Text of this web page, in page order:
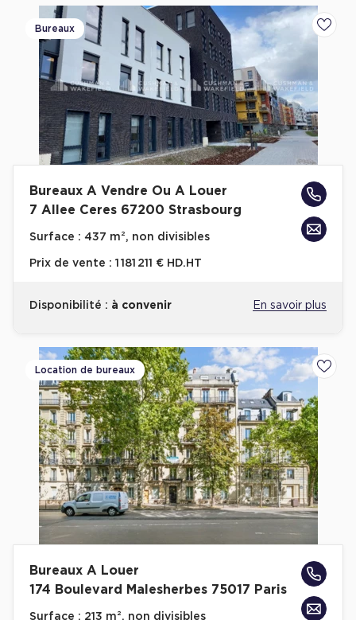
Bureaux
Bureaux A Vendre Ou A Louer
7 Allee Ceres 67200 Strasbourg
Surface : 437 m², non divisibles
Prix de vente : 1 181 211 € HD.HT
Disponibilité : à convenir En savoir plus
Location de bureaux
Bureaux A Louer
174 Boulevard Malesherbes 75017 Paris
Surface : 213 m², non divisibles